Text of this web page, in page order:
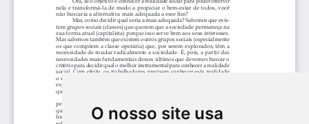
O nosso site usa